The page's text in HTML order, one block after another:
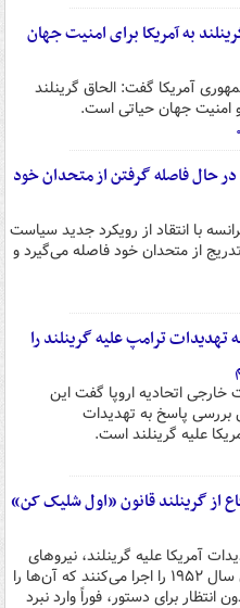
به آمریکا برای امنیت جهان
آمریکا گفت: الحاق گرینلند
و امنیت جهان حیاتی است.
در حال فاصله گرفتن از متحدان خود
با انتقاد از رویکرد جدید سیاست
از متحدان خود فاصله می‌گیرد و
تهدیدات ترامپ علیه گرینلند را
اتحادیه اروپا گفت این
بررسی پاسخ به تهدیدات
علیه گرینلند است.
از گرینلند قانون «اول شلیک کن»
آمریکا علیه گرینلند، نیروهای
دانمارکی قانون سال ۱۹۵۲ را اجرا می‌کنند که آن‌ها را
انتظار برای دستور، فوراً وارد نبرد